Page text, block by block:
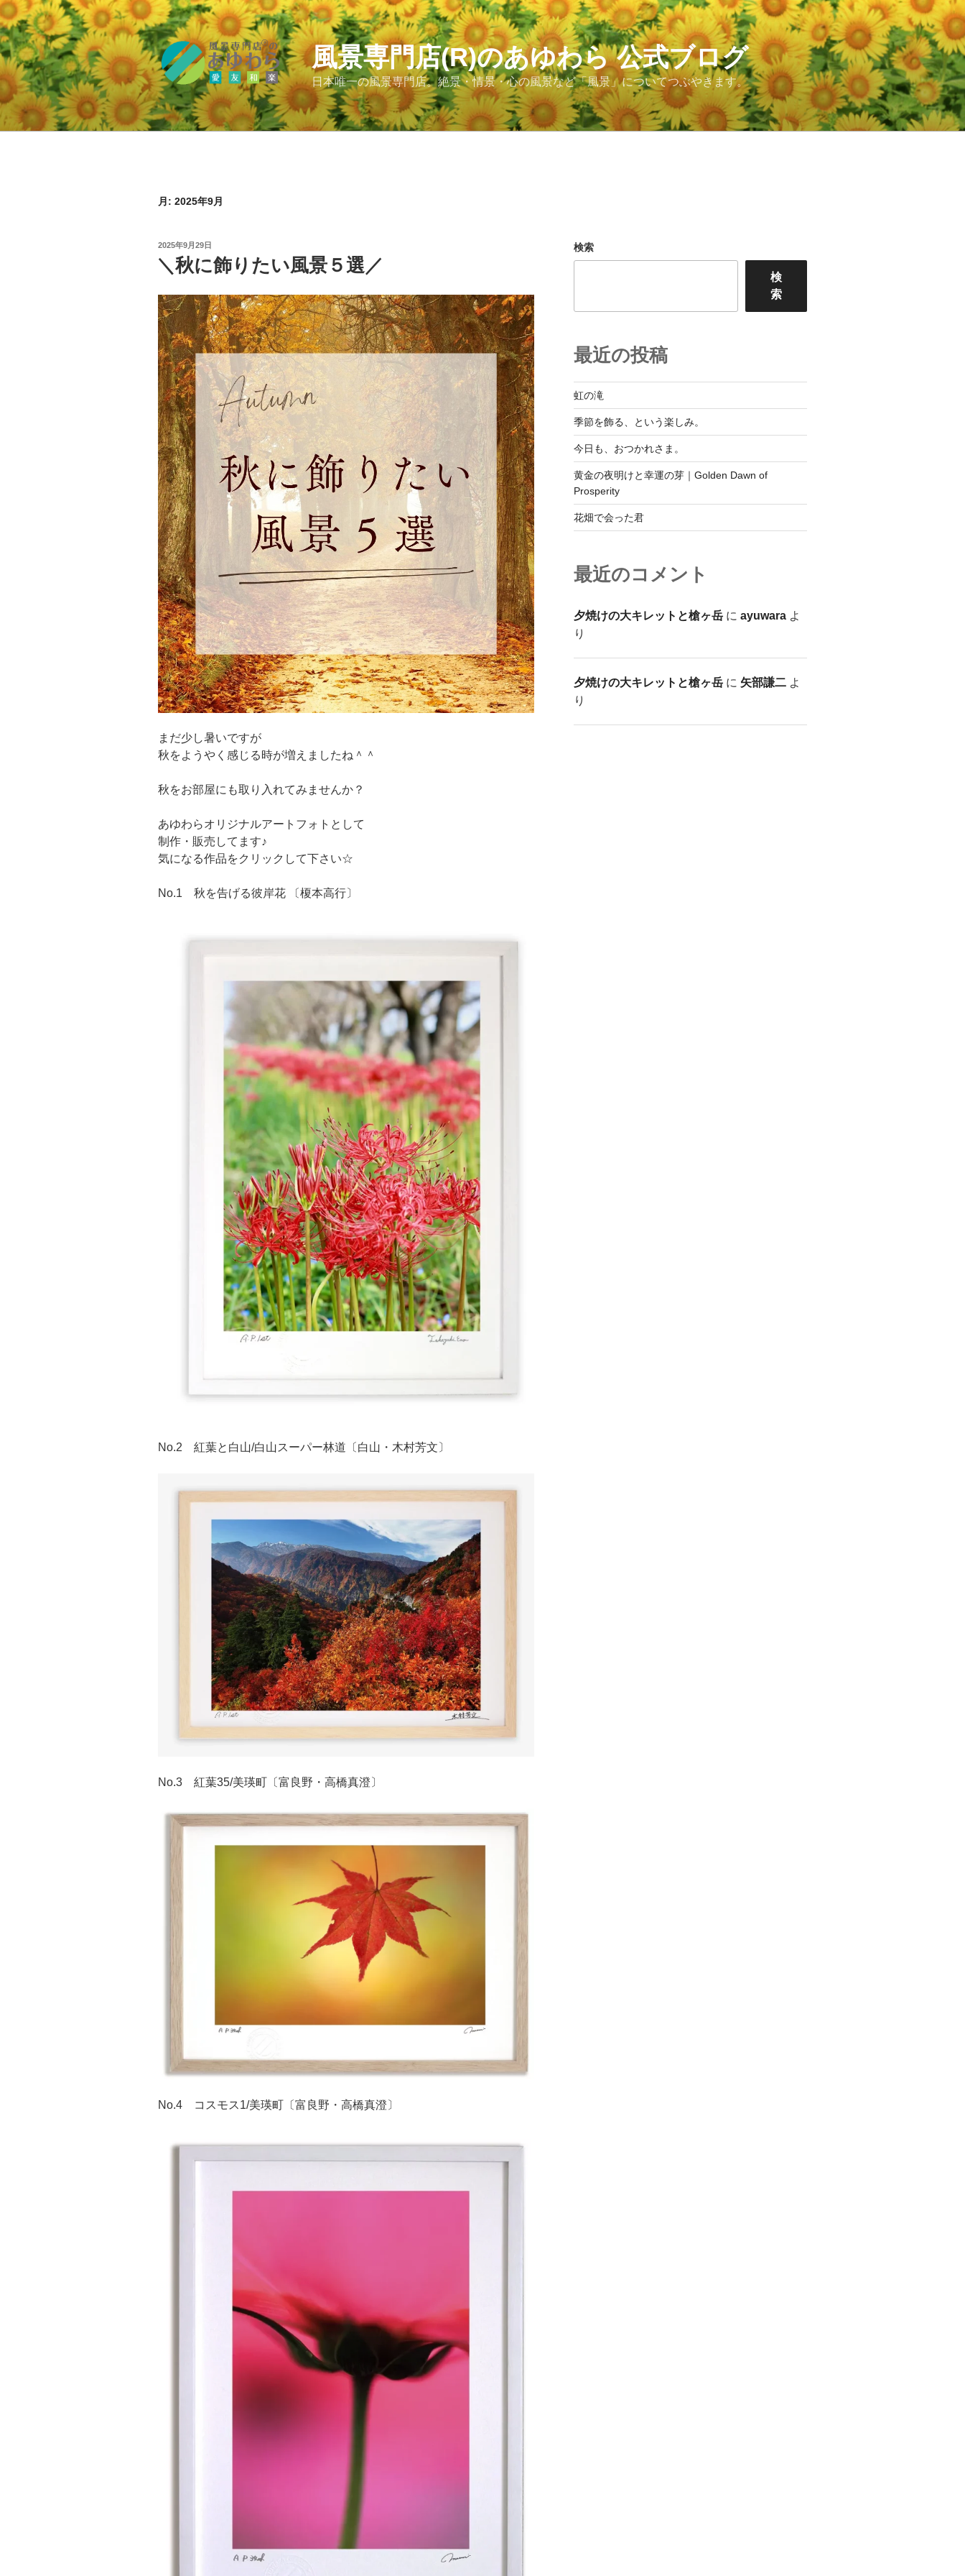
コ
ン
テ
ン
ツ
へ
ス
キ
風景専門店(R)のあゆわら 公式ブログ
日本唯一の風景専門店。絶景・情景・心の風景など「風景」についてつぶやきます。
月: 2025年9月
投
日:
2025年9月29日
＼秋に飾りたい風景５選／
まだ少し暑いですが
秋をようやく感じる時が増えましたね＾＾
秋をお部屋にも取り入れてみませんか？
あゆわらオリジナルアートフォトとして
制作・販売してます♪
気になる作品をクリックして下さい☆
No.1 秋を告げる彼岸花 〔榎本高行〕
No.2 紅葉と白山/白山スーパー林道〔白山・木村芳文〕
No.3 紅葉35/美瑛町〔富良野・高橋真澄〕
No.4 コスモス1/美瑛町〔富良野・高橋真澄〕
検索
検
索
最近の投稿
虹の滝
季節を飾る、という楽しみ。
今日も、おつかれさま。
黄金の夜明けと幸運の芽｜Golden Dawn of
Prosperity
花畑で会った君
最近のコメント
夕焼けの大キレットと槍ヶ岳に ayuwaraよ
り
夕焼けの大キレットと槍ヶ岳に 矢部謙二よ
り